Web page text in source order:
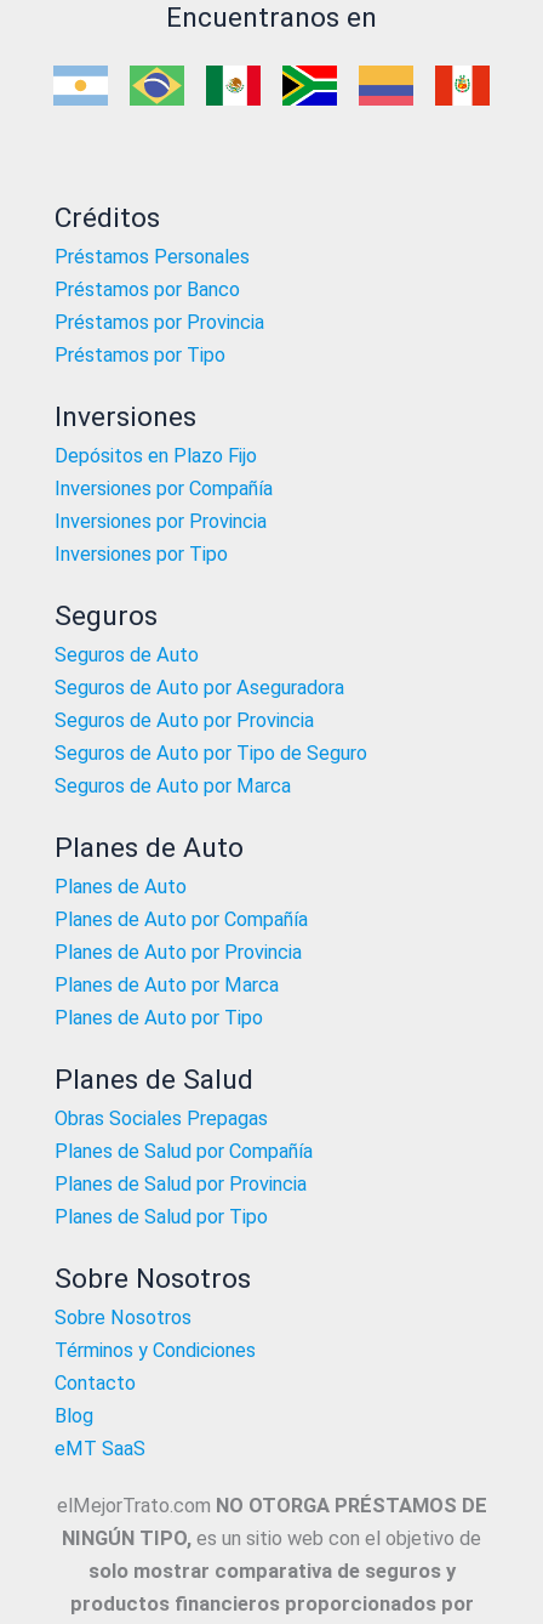
Encuentranos en
Créditos
Préstamos Personales
Préstamos por Banco
Préstamos por Provincia
Préstamos por Tipo
Inversiones
Depósitos en Plazo Fijo
Inversiones por Compañía
Inversiones por Provincia
Inversiones por Tipo
Seguros
Seguros de Auto
Seguros de Auto por Aseguradora
Seguros de Auto por Provincia
Seguros de Auto por Tipo de Seguro
Seguros de Auto por Marca
Planes de Auto
Planes de Auto
Planes de Auto por Compañía
Planes de Auto por Provincia
Planes de Auto por Marca
Planes de Auto por Tipo
Planes de Salud
Obras Sociales Prepagas
Planes de Salud por Compañía
Planes de Salud por Provincia
Planes de Salud por Tipo
Sobre Nosotros
Sobre Nosotros
Términos y Condiciones
Contacto
Blog
eMT SaaS
elMejorTrato.com NO OTORGA PRÉSTAMOS DE
NINGÚN TIPO, es un sitio web con el objetivo de
solo mostrar comparativa de seguros y
productos financieros proporcionados por